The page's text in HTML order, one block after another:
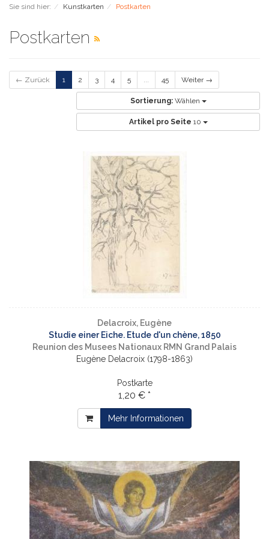
Sie sind hier: Kunstkarten Postkarten
Postkarten
← Zurück 1 2 3 4 5 ... 45 Weiter →
Sortierung: Wählen
Artikel pro Seite 10
Delacroix, Eugène
Studie einer Eiche. Etude d'un chène, 1850
Reunion des Musees Nationaux RMN Grand Palais
Eugène Delacroix (1798-1863)
Postkarte
1,20 € *
Mehr Informationen